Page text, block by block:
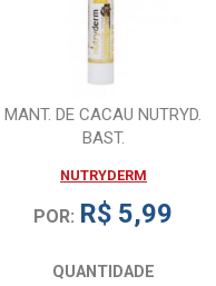
MANT. DE CACAU NUTRYD.
BAST.
NUTRYDERM
POR: R$ 5,99
QUANTIDADE